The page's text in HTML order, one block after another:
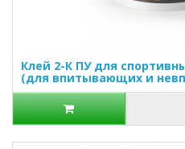
Клей 2-К ПУ для
(для впитывающих и